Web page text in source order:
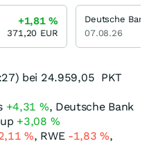
bei 24.959,05 PKT
+4,31 %, Deutsche Bank
+3,08 %
%, RWE -1,83%,
+1,81%
371,20 EUR
Deutsche Bank
07.08.26